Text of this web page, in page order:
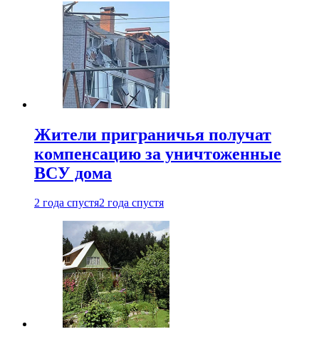
Жители приграничья получат
компенсацию за уничтоженные
ВСУ дома
2 года спустя2 года спустя